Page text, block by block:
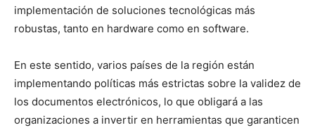
implementación de soluciones tecnológicas más
robustas, tanto en hardware como en software.
En este sentido, varios países de la región están
implementando políticas más estrictas sobre la validez de
los documentos electrónicos, lo que obligará a las
organizaciones a invertir en herramientas que garanticen